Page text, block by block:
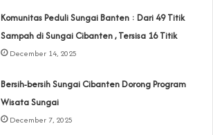
Komunitas Peduli Sungai Banten : Dari 49 Titik
Sampah di Sungai Cibanten , Tersisa 16 Titik
December 14, 2025
Bersih-bersih Sungai Cibanten Dorong Program
Wisata Sungai
December 7, 2025